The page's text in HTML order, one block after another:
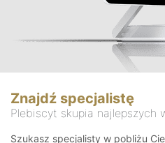
Znajdź specjalistę
Plebiscyt skupia najlepszych
Szukasz specjalisty w pobliżu